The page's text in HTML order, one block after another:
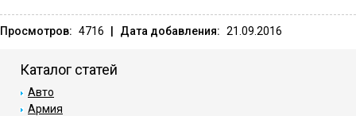
Просмотров: 4716 Дата добавления: 21.09.2016
Каталог статей
Авто
Армия